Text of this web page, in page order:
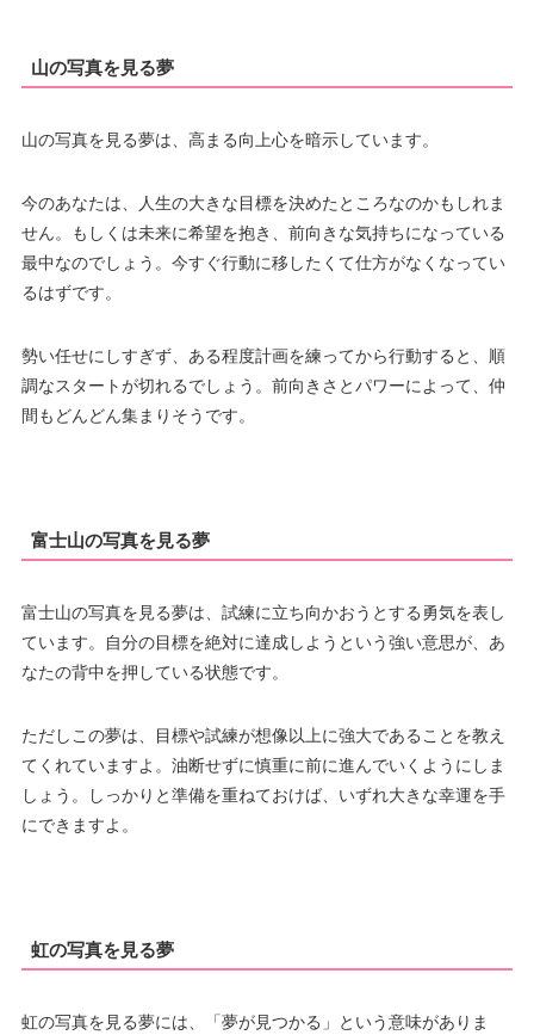
山の写真を見る夢
山の写真を見る夢は、高まる向上心を暗示しています。
今のあなたは、人生の大きな目標を決めたところなのかもしれま
せん。もしくは未来に希望を抱き、前向きな気持ちになっている
最中なのでしょう。今すぐ行動に移したくて仕方がなくなってい
るはずです。
勢い任せにしすぎず、ある程度計画を練ってから行動すると、順
調なスタートが切れるでしょう。前向きさとパワーによって、仲
間もどんどん集まりそうです。
富士山の写真を見る夢
富士山の写真を見る夢は、試練に立ち向かおうとする勇気を表し
ています。自分の目標を絶対に達成しようという強い意思が、あ
なたの背中を押している状態です。
ただしこの夢は、目標や試練が想像以上に強大であることを教え
てくれていますよ。油断せずに慎重に前に進んでいくようにしま
しょう。しっかりと準備を重ねておけば、いずれ大きな幸運を手
にできますよ。
虹の写真を見る夢
虹の写真を見る夢には、「夢が見つかる」という意味がありま